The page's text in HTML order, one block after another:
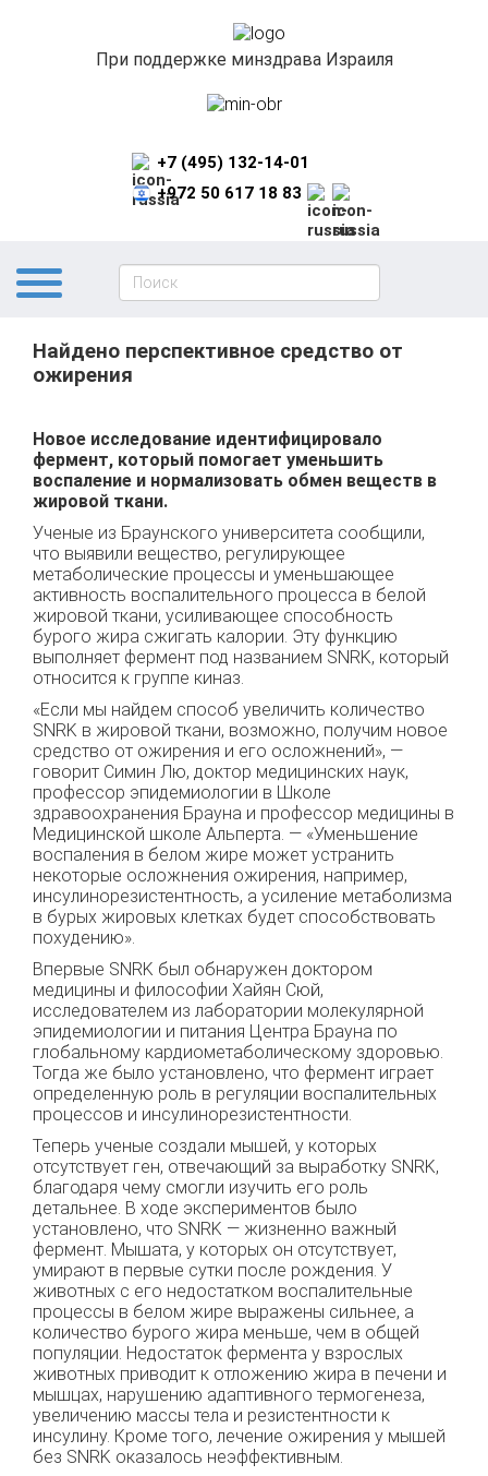
При поддержке минздрава Израиля
+7 (495) 132-14-01
+972 50 617 18 83
Найдено перспективное средство от
ожирения
Новое исследование идентифицировало
фермент, который помогает уменьшить
воспаление и нормализовать обмен веществ в
жировой ткани.
Ученые из Браунского университета сообщили,
что выявили вещество, регулирующее
метаболические процессы и уменьшающее
активность воспалительного процесса в белой
жировой ткани, усиливающее способность
бурого жира сжигать калории. Эту функцию
выполняет фермент под названием SNRK, который
относится к группе киназ.
«Если мы найдем способ увеличить количество
SNRK в жировой ткани, возможно, получим новое
средство от ожирения и его осложнений», —
говорит Симин Лю, доктор медицинских наук,
профессор эпидемиологии в Школе
здравоохранения Брауна и профессор медицины в
Медицинской школе Альперта. — «Уменьшение
воспаления в белом жире может устранить
некоторые осложнения ожирения, например,
инсулинорезистентность, а усиление метаболизма
в бурых жировых клетках будет способствовать
похудению».
Впервые SNRK был обнаружен доктором
медицины и философии Хайян Сюй,
исследователем из лаборатории молекулярной
эпидемиологии и питания Центра Брауна по
глобальному кардиометаболическому здоровью.
Тогда же было установлено, что фермент играет
определенную роль в регуляции воспалительных
процессов и инсулинорезистентности.
Теперь ученые создали мышей, у которых
отсутствует ген, отвечающий за выработку SNRK,
благодаря чему смогли изучить его роль
детальнее. В ходе экспериментов было
установлено, что SNRK — жизненно важный
фермент. Мышата, у которых он отсутствует,
умирают в первые сутки после рождения. У
животных с его недостатком воспалительные
процессы в белом жире выражены сильнее, а
количество бурого жира меньше, чем в общей
популяции. Недостаток фермента у взрослых
животных приводит к отложению жира в печени и
мышцах, нарушению адаптивного термогенеза,
увеличению массы тела и резистентности к
инсулину. Кроме того, лечение ожирения у мышей
без SNRK оказалось неэффективным.